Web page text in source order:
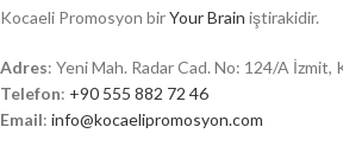
Kocaeli Promosyon birYour Brain iştirakidir.
Adres: Yeni Mah. Radar Cad. No: 124/A İzmit,
Telefon: +90 555 882 72 46
Email: info@kocaelipromosyon.com